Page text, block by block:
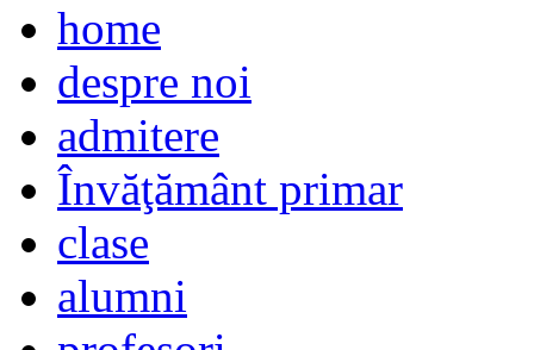
home
despre noi
admitere
Învăţământ primar
clase
alumni